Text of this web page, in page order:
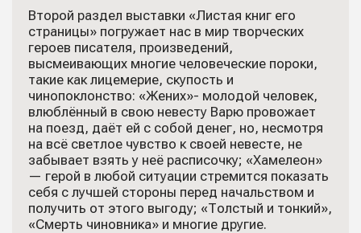
Второй раздел выставки «Листая книг его
страницы» погружает нас в мир творческих
героев писателя, произведений,
высмеивающих многие человеческие пороки,
такие как лицемерие, скупость и
чинопоклонство: «Жених»- молодой человек,
влюблённый в свою невесту Варю провожает
на поезд, даёт ей с собой денег, но, несмотря
на всё светлое чувство к своей невесте, не
забывает взять у неё расписочку; «Хамелеон»
— герой в любой ситуации стремится показать
себя с лучшей стороны перед начальством и
получить от этого выгоду; «Толстый и тонкий»,
«Смерть чиновника» и многие другие.